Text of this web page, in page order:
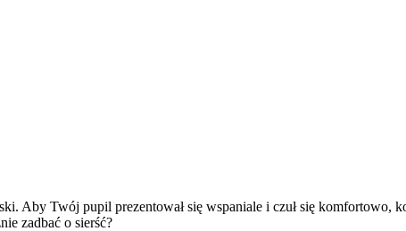
Aby Twój pupil prezentował się wspaniale i czuł się komfortowo,
zadbać o sierść?